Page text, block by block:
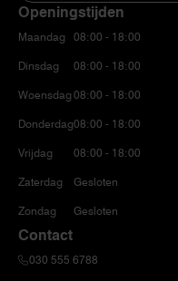
Openingstijden
Maandag
Dinsdag
Woensdag
Donderdag
Vrijdag
Zaterdag
Zondag
08:00 - 18:00
08:00 - 18:00
08:00 - 18:00
08:00 - 18:00
08:00 - 18:00
Gesloten
Gesloten
Contact
030 555 6788